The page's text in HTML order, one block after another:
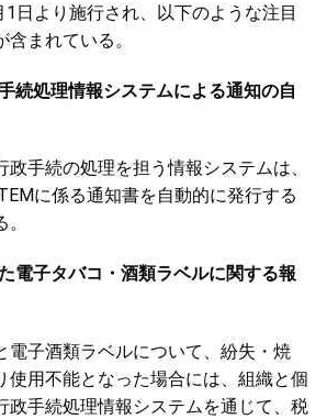
日より施行され、以下のような注目
まれている。
続処理情報システムによる通知の自
手続の処理を担う情報システムは、
に係る通知書を自動的に発行する
電子タバコ・酒類ラベルに関する報
電子酒類ラベルについて、紛失・焼
使用不能となった場合には、組織と個
政手続処理情報システムを通じて、税